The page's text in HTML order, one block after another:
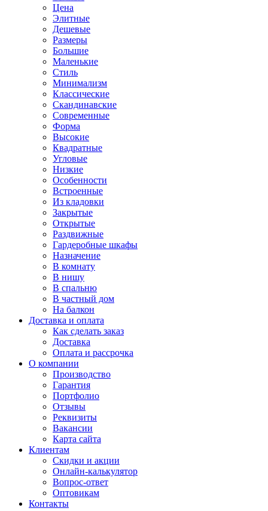
Цена
Элитные
Дешевые
Размеры
Большие
Маленькие
Стиль
Минимализм
Классические
Скандинавские
Современные
Форма
Высокие
Квадратные
Угловые
Низкие
Особенности
Встроенные
Из кладовки
Закрытые
Открытые
Раздвижные
Гардеробные шкафы
Назначение
В комнату
В нишу
В спальню
В частный дом
На балкон
Доставка и оплата
Как сделать заказ
Доставка
Оплата и рассрочка
О компании
Производство
Гарантия
Портфолио
Отзывы
Реквизиты
Вакансии
Карта сайта
Клиентам
Скидки и акции
Онлайн-калькулятор
Вопрос-ответ
Оптовикам
Контакты